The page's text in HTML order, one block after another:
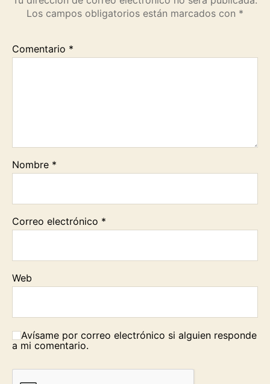
Los campos obligatorios están marcados con *
Comentario *
Nombre *
Correo electrónico *
Web
Avísame por correo electrónico si alguien responde
a mi comentario.